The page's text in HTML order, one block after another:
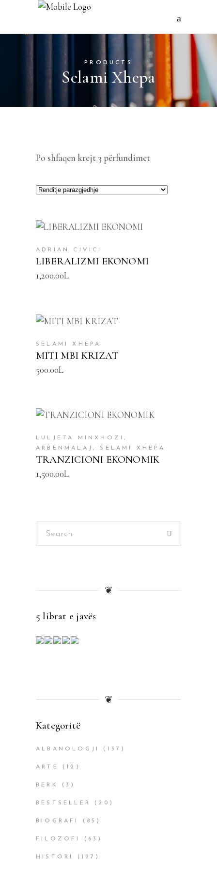
PRODUCTS
Selami Xhepa
Po shfaqen krejt 3 përfundimet
ADRIAN CIVICI
LIBERALIZMI EKONOMI
1,200.00L
SELAMI XHEPA
MITI MBI KRIZAT
500.00L
LULJETA MINXHOZI,
ARBENMALAJ, SELAMI XHEPA
TRANZICIONI EKONOMIK
1,500.00L
Search
❦
5 librat e javës
❦
Kategoritë
ALBANOLOGJI (137)
ARTE (12)
BERK (3)
BESTSELLER (20)
BIOGRAFI (85)
FILOZOFI (63)
HISTORI (127)